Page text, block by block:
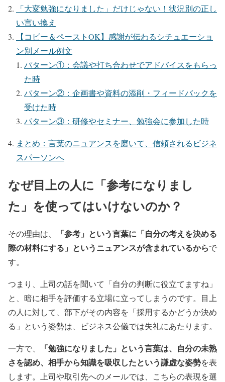
「大変勉強になりました」だけじゃない！状況別の正し
い言い換え
【コピー＆ペーストOK】感謝が伝わるシチュエーショ
ン別メール例文
パターン①：会議や打ち合わせでアドバイスをもらっ
た時
パターン②：企画書や資料の添削・フィードバックを
受けた時
パターン③：研修やセミナー、勉強会に参加した時
まとめ：言葉のニュアンスを磨いて、信頼されるビジネ
スパーソンへ
なぜ目上の人に「参考になりまし
た」を使ってはいけないのか？
その理由は、
「参考」という言葉に「自分の考えを決める
際の材料にする」というニュアンスが含まれているからで
す。
つまり、上司の話を聞いて「自分の判断に役立てますね」
と、暗に相手を評価する立場に立ってしまうのです。目上
の人に対して、部下がその内容を「採用するかどうか決め
る」という姿勢は、ビジネス公儀では失礼にあたります。
一方で、
「勉強になりました」という言葉は、自分の未熟
さを認め、相手から知識を吸収したという謙虚な姿勢を表
します。上司や取引先へのメールでは、こちらの表現を選